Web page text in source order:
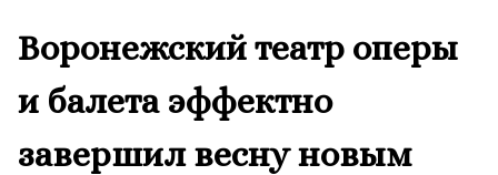
Воронежский театр оперы
и балета эффектно
завершил весну новым